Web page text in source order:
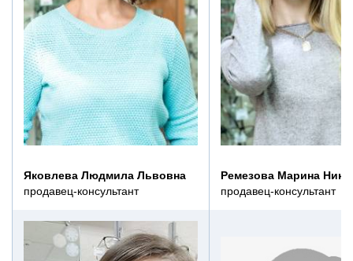
Яковлева Людмила Львовна
продавец-консультант
Ремезова Марина
продавец-консультант